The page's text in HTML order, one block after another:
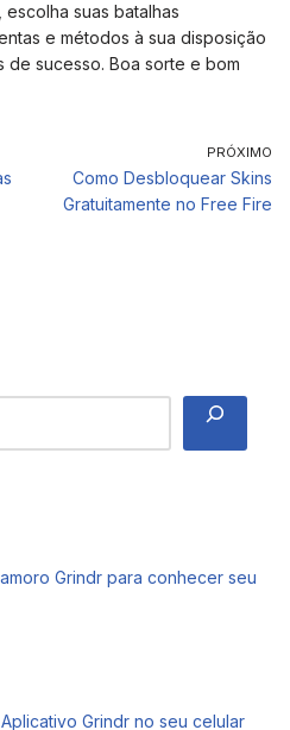
suas batalhas
e métodos à sua disposição
de sucesso. Boa sorte e bom
PRÓXIMO
Como Desbloquear Skins
Gratuitamente no Free Fire
Grindr para conhecer seu
Grindr no seu celular